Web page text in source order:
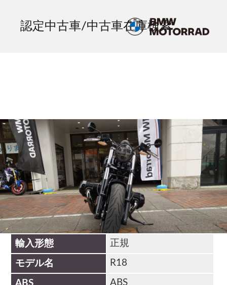
認定中古車/中古車在庫検索
Previous Next
輸入形態 正規
モデル名 R18
ABS